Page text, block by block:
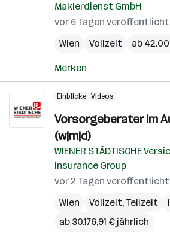
Maklerdienst GmbH
vor 6 Tagen veröffentlicht
Wien
Vollzeit ab
Merken
Einblicke Videos
Vorsorgeberater im
(w|m|d)
WIENER STÄDTISCHE
Insurance Group
vor 2 Tagen veröffentlicht
Wien
Vollzeit, Teilzeit
ab 30.176,91 € jährlich